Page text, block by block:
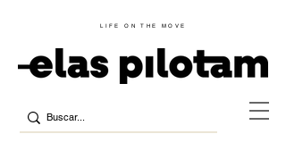
LIFE ON THE MOVE